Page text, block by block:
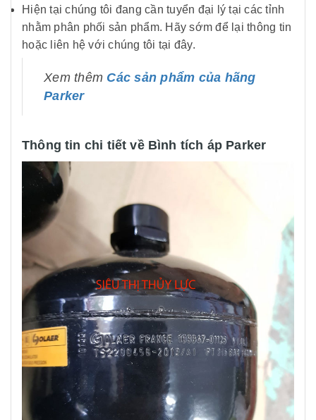
Hiện tại chúng tôi đang cần tuyển đại lý tại các tỉnh
nhằm phân phối sản phẩm. Hãy sớm để lại thông tin
hoặc liên hệ với chúng tôi tại đây.
Xem thêm Các sản phẩm của hãng
Parker
Thông tin chi tiết về Bình tích áp Parker